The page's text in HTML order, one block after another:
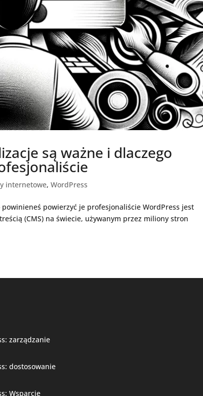
są ważne i dlaczego
internetowe,WordPress
powierzyć je profesjonaliście WordPress jest
(CMS) na świecie, używanym przez miliony stron
zarządzanie
dostosowanie
Wsparcie